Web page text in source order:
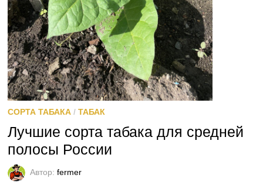
СОРТА ТАБАКА/ ТАБАК
Лучшие сорта табака для средней
полосы России
Автор: fermer